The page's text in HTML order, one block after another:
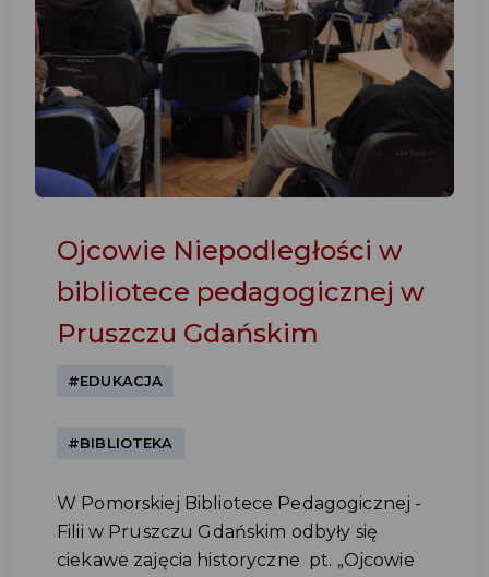
Ojcowie Niepodległości w
bibliotece pedagogicznej w
Pruszczu Gdańskim
#EDUKACJA
#BIBLIOTEKA
W Pomorskiej Bibliotece Pedagogicznej -
Filii w Pruszczu Gdańskim odbyły się
ciekawe zajęcia historyczne pt. „Ojcowie